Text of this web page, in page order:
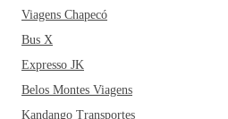
Viagens Chapecó
Bus X
Expresso JK
Belos Montes Viagens
Kandango Transportes